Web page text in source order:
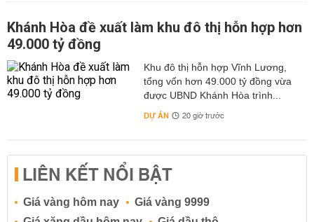
Khánh Hòa đề xuất làm khu đô thị hỗn hợp hơn
49.000 tỷ đồng
Khu đô thị hỗn hợp Vĩnh Lương,
tổng vốn hơn 49.000 tỷ đồng vừa
được UBND Khánh Hòa trình...
DỰ ÁN 20 giờ trước
LIÊN KẾT NỔI BẬT
Giá vàng hôm nay
Giá vàng 9999